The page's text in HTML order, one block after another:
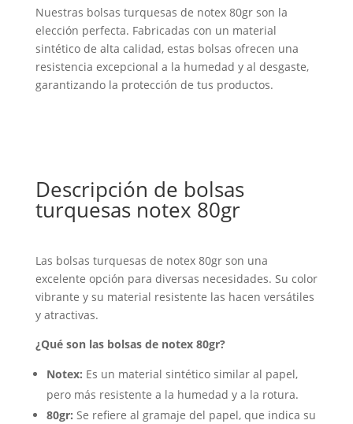
Nuestras bolsas turquesas de notex 80gr son la
elección perfecta. Fabricadas con un material
sintético de alta calidad, estas bolsas ofrecen una
resistencia excepcional a la humedad y al desgaste,
garantizando la protección de tus productos.
Descripción de bolsas
turquesas notex 80gr
Las bolsas turquesas de notex 80gr son una
excelente opción para diversas necesidades. Su color
vibrante y su material resistente las hacen versátiles
y atractivas.
¿Qué son las bolsas de notex 80gr?
Notex: Es un material sintético similar al papel,
pero más resistente a la humedad y a la rotura.
80gr: Se refiere al gramaje del papel, que indica su